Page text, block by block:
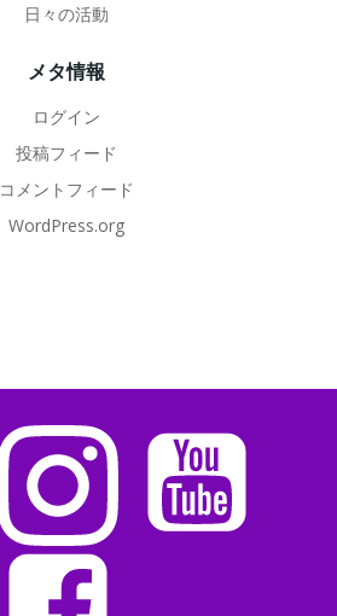
日々の活動
メタ情報
ログイン
投稿フィード
コメントフィード
WordPress.org